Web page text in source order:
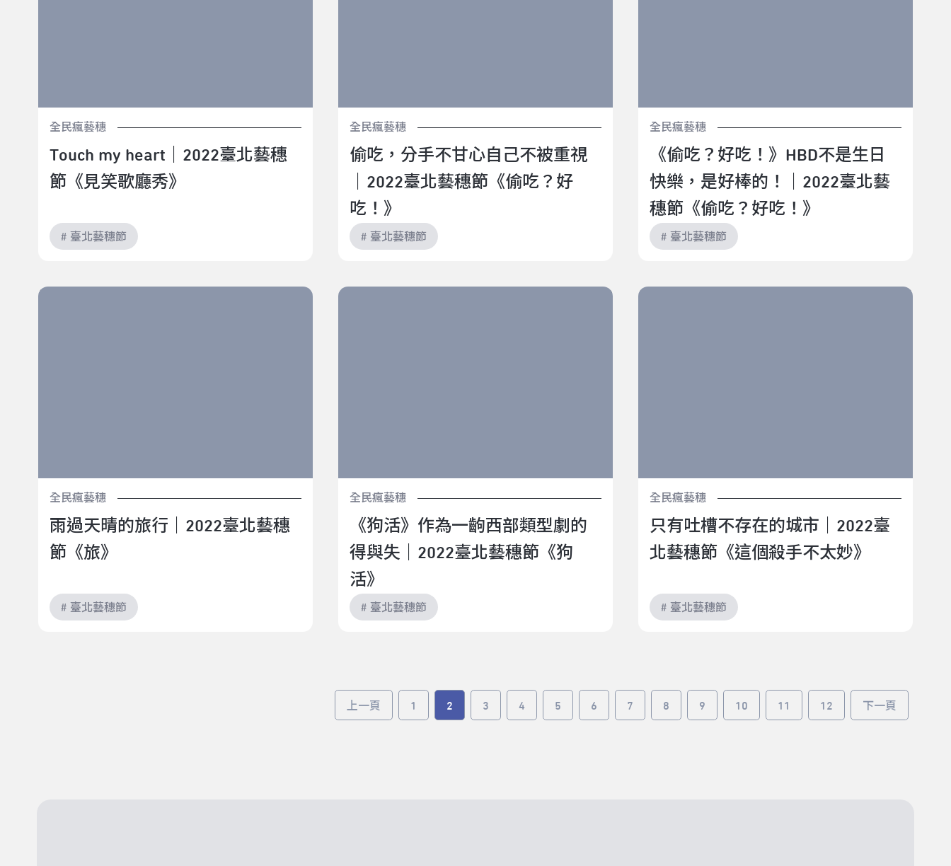
全民瘋藝穗
Touch my heart｜2022臺北藝穗
節《見笑歌廳秀》
# 臺北藝穗節
全民瘋藝穗
偷吃，分手不甘心自己不被重視
｜2022臺北藝穗節《偷吃？好
吃！》
# 臺北藝穗節
全民瘋藝穗
《偷吃？好吃！》HBD不是生日
快樂，是好棒的！｜2022臺北藝
穗節《偷吃？好吃！》
# 臺北藝穗節
雨過天晴的旅行｜2022臺北藝穗節《旅》
全民瘋藝穗
雨過天晴的旅行｜2022臺北藝穗
節《旅》
# 臺北藝穗節
《狗活》作為一齣西部類型劇的得與失｜2022臺北藝穗
全民瘋藝穗
《狗活》作為一齣西部類型劇的
得與失｜2022臺北藝穗節《狗
活》
# 臺北藝穗節
只有吐槽不存在的城市｜2022臺北藝穗節《這個殺手不
全民瘋藝穗
只有吐槽不存在的城市｜2022臺
北藝穗節《這個殺手不太妙》
# 臺北藝穗節
上一頁 1 2 3 4 5 6 7 8 9 10 11 12 下一頁